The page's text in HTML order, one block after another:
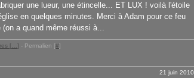
une lueur, une étincelle... ET LUX ! voilà l'étoile
en quelques minutes. Merci à Adam pour ce feu
a quand même réussi à...
[ ] - Permalien [#]
21 juin 2010